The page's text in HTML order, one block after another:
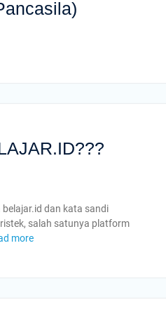
belajar.id dan kata sandi
salah satunya platform
more